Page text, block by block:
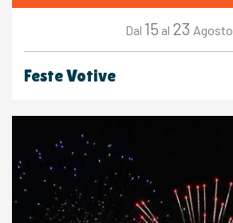
Dal 15 al 23 Agosto
Feste Votive